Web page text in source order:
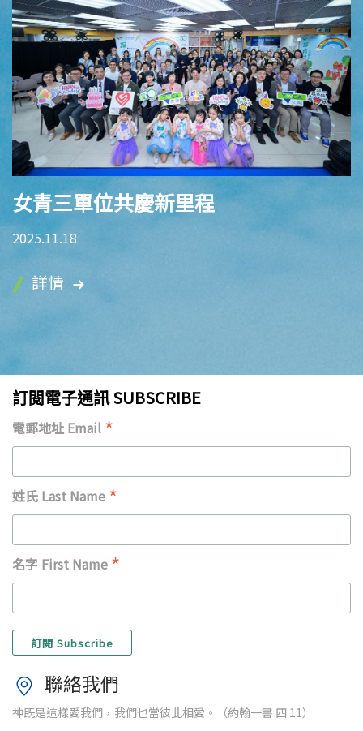
女青三單位共慶新里程
2025.11.18
詳情
訂閱電子通訊 SUBSCRIBE
電郵地址 Email *
姓氏 Last Name *
名字 First Name *
聯絡我們
神既是這樣愛我們，我們也當彼此相愛。（約翰一書 四:11）